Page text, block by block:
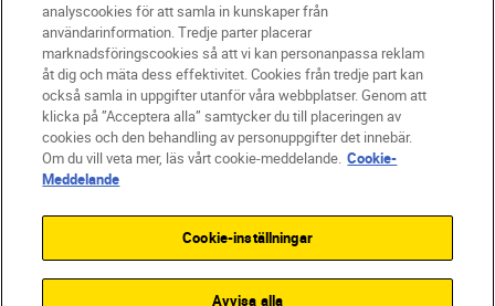
Kontakta oss
Policydokument om personuppgiftsbehandling
Användningsvillkor
Användarvillkor för Nikon Store
Cookie-meddelande
Tillgänglighet
Cookieinställningar
© 2026 Nikon
SKIP
analyscookies för att samla in kunskaper från
användarinformation. Tredje parter placerar
marknadsföringscookies så att vi kan personanpassa reklam
åt dig och mäta dess effektivitet. Cookies från tredje part kan
också samla in uppgifter utanför våra webbplatser. Genom att
klicka på ”Acceptera alla” samtycker du till placeringen av
cookies och den behandling av personuppgifter det innebär.
Om du vill veta mer, läs vårt cookie-meddelande. Cookie-
Meddelande
Cookie-inställningar
Avvisa alla